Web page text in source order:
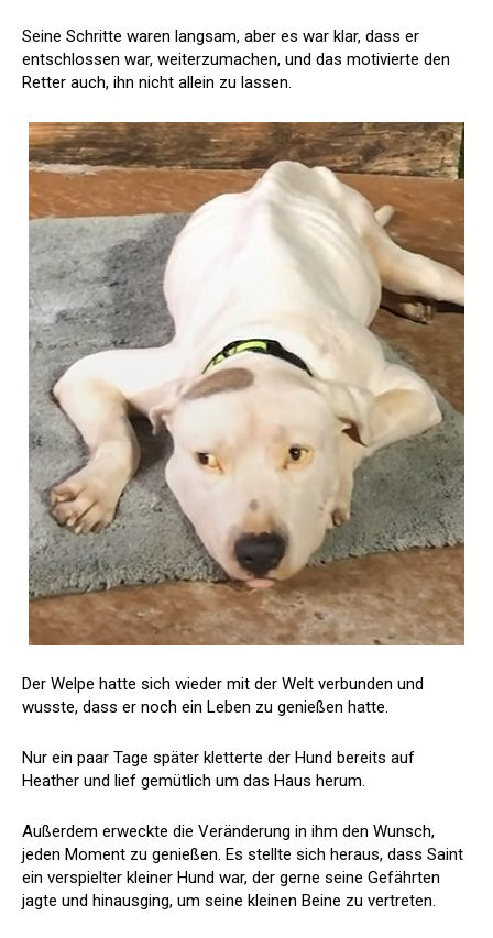
Seine Schritte waren langsam, aber es war klar, dass er
entschlossen war, weiterzumachen, und das motivierte den
Retter auch, ihn nicht allein zu lassen.
Der Welpe hatte sich wieder mit der Welt verbunden und
wusste, dass er noch ein Leben zu genießen hatte.
Nur ein paar Tage später kletterte der Hund bereits auf
Heather und lief gemütlich um das Haus herum.
Außerdem erweckte die Veränderung in ihm den Wunsch,
jeden Moment zu genießen. Es stellte sich heraus, dass Saint
ein verspielter kleiner Hund war, der gerne seine Gefährten
jagte und hinausging, um seine kleinen Beine zu vertreten.